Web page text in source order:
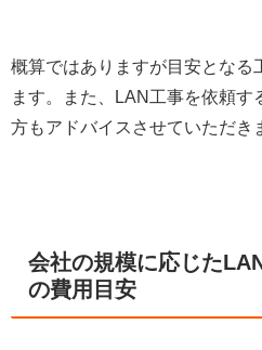
概算ではありますが目安となる
ます。また、LAN工事を依頼す
方もアドバイスさせていただき
会社の規模に応じた
の費用目安